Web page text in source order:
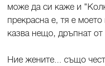
може да си каже и
прекрасна е, тя е
казва нещо, дръпнат
Ние жените... също